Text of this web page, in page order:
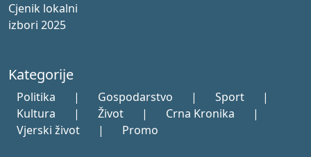
Cjenik lokalni
izbori 2025
Kategorije
Politika | Gospodarstvo | Sport
|
Kultura
| Život | Crna Kronika
|
Vjerski život
| Promo